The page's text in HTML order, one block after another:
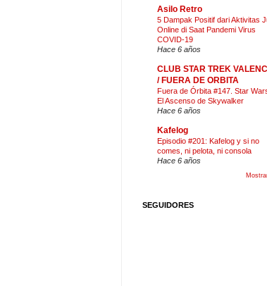
Asilo Retro
5 Dampak Positif dari Aktivitas
Online di Saat Pandemi Virus
COVID-19
Hace 6 años
CLUB STAR TREK
/ FUERA DE ORBITA
Fuera de Órbita #147. Star
El Ascenso de Skywalker
Hace 6 años
Kafelog
Episodio #201: Kafelog y si no
comes, ni pelota, ni consola
Hace 6 años
SEGUIDORES